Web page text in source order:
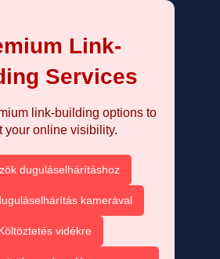
Link-
Services
link-building options to
your online visibility.
duguláselhárításhoz
kamerával
vidékre